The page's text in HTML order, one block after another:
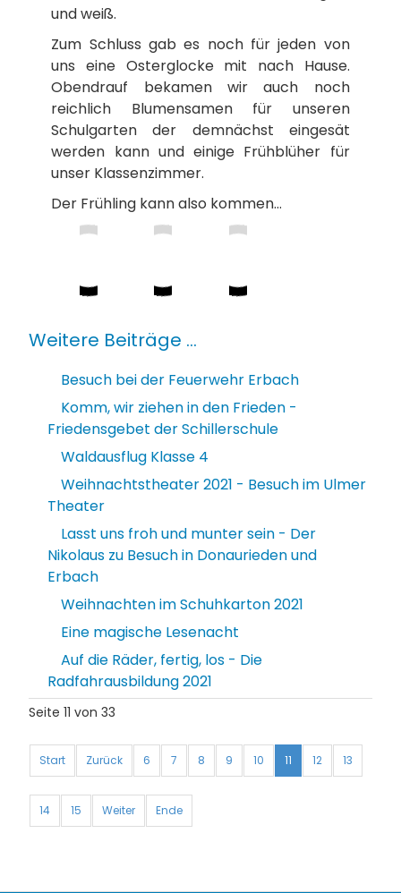
und weiß.
Zum Schluss gab es noch für jeden von
uns eine Osterglocke mit nach Hause.
Obendrauf bekamen wir auch noch
reichlich Blumensamen für unseren
Schulgarten der demnächst eingesät
werden kann und einige Frühblüher für
unser Klassenzimmer.
Der Frühling kann also kommen…
Weitere Beiträge ...
Besuch bei der Feuerwehr Erbach
Komm, wir ziehen in den Frieden -
Friedensgebet der Schillerschule
Waldausflug Klasse 4
Weihnachtstheater 2021 - Besuch im Ulmer
Theater
Lasst uns froh und munter sein - Der
Nikolaus zu Besuch in Donaurieden und
Erbach
Weihnachten im Schuhkarton 2021
Eine magische Lesenacht
Auf die Räder, fertig, los - Die
Radfahrausbildung 2021
Seite 11 von 33
Start Zurück 6 7 8 9 10 11 12 13
14 15 Weiter Ende